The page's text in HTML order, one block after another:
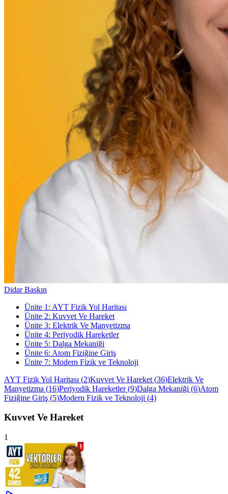
Didar Baskın
Ünite 1 : AYT Fizik Yol Haritası
Ünite 2: Kuvvet Ve Hareket
Ünite 3: Elektrik Ve Manyetizma
Ünite 4: Periyodik Hareketler
Ünite 5: Dalga Mekaniği
Ünite 6: Atom Fiziğine Giriş
Ünite 7: Modern Fizik ve Teknoloji
AYT Fizik Yol Haritası (2)Kuvvet Ve Hareket (36)Elektrik Ve
Manyetizma (16)Periyodik Hareketler(9)Dalga Mekaniği (6)Atom
Fiziğine Giriş (5)Modern Fizik ve Teknoloji (4)
Kuvvet Ve Hareket
1